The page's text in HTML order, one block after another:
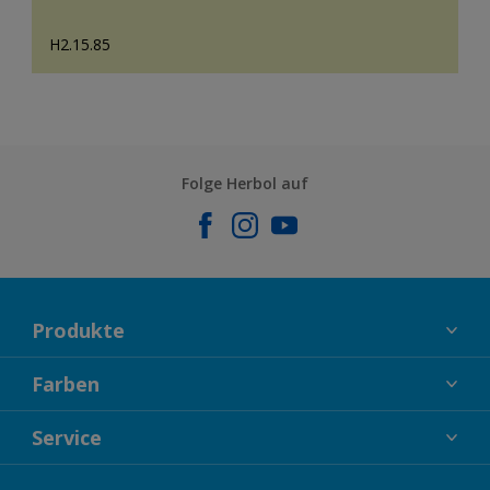
H2.15.85
Folge Herbol auf
Produkte
FASSADENFARBEN
INNENFARBEN
LACKE
Farben
KOLLEKTIONEN
FARBTRENDS
Service